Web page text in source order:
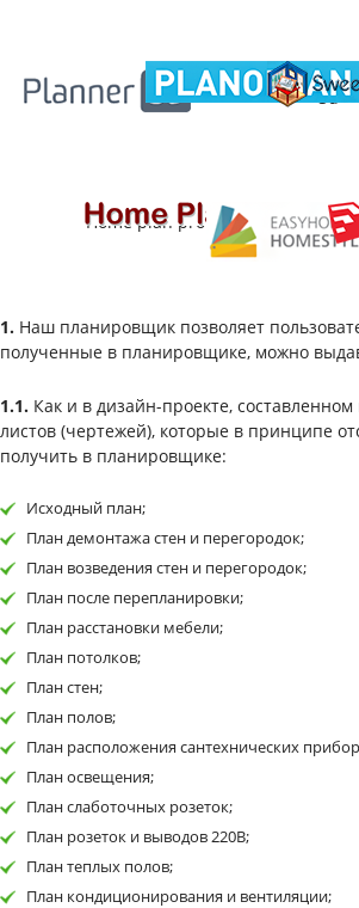
Planner5d.com Planoplan.com Sweet
3d
Home plan pro Homestyler.com
1. Наш планировщик позволяет
полученные в планировщике, можно
1.1. Как и в дизайн-проекте,
листов (чертежей), которые в принципе
получить в планировщике:
Исходный план;
План демонтажа стен и перегородок;
План возведения стен и перегородок;
План после перепланировки;
План расстановки мебели;
План потолков;
План стен;
План полов;
План расположения сантехнических
План освещения;
План слаботочных розеток;
План розеток и выводов 220В;
План теплых полов;
План кондиционирования и вентиляции;